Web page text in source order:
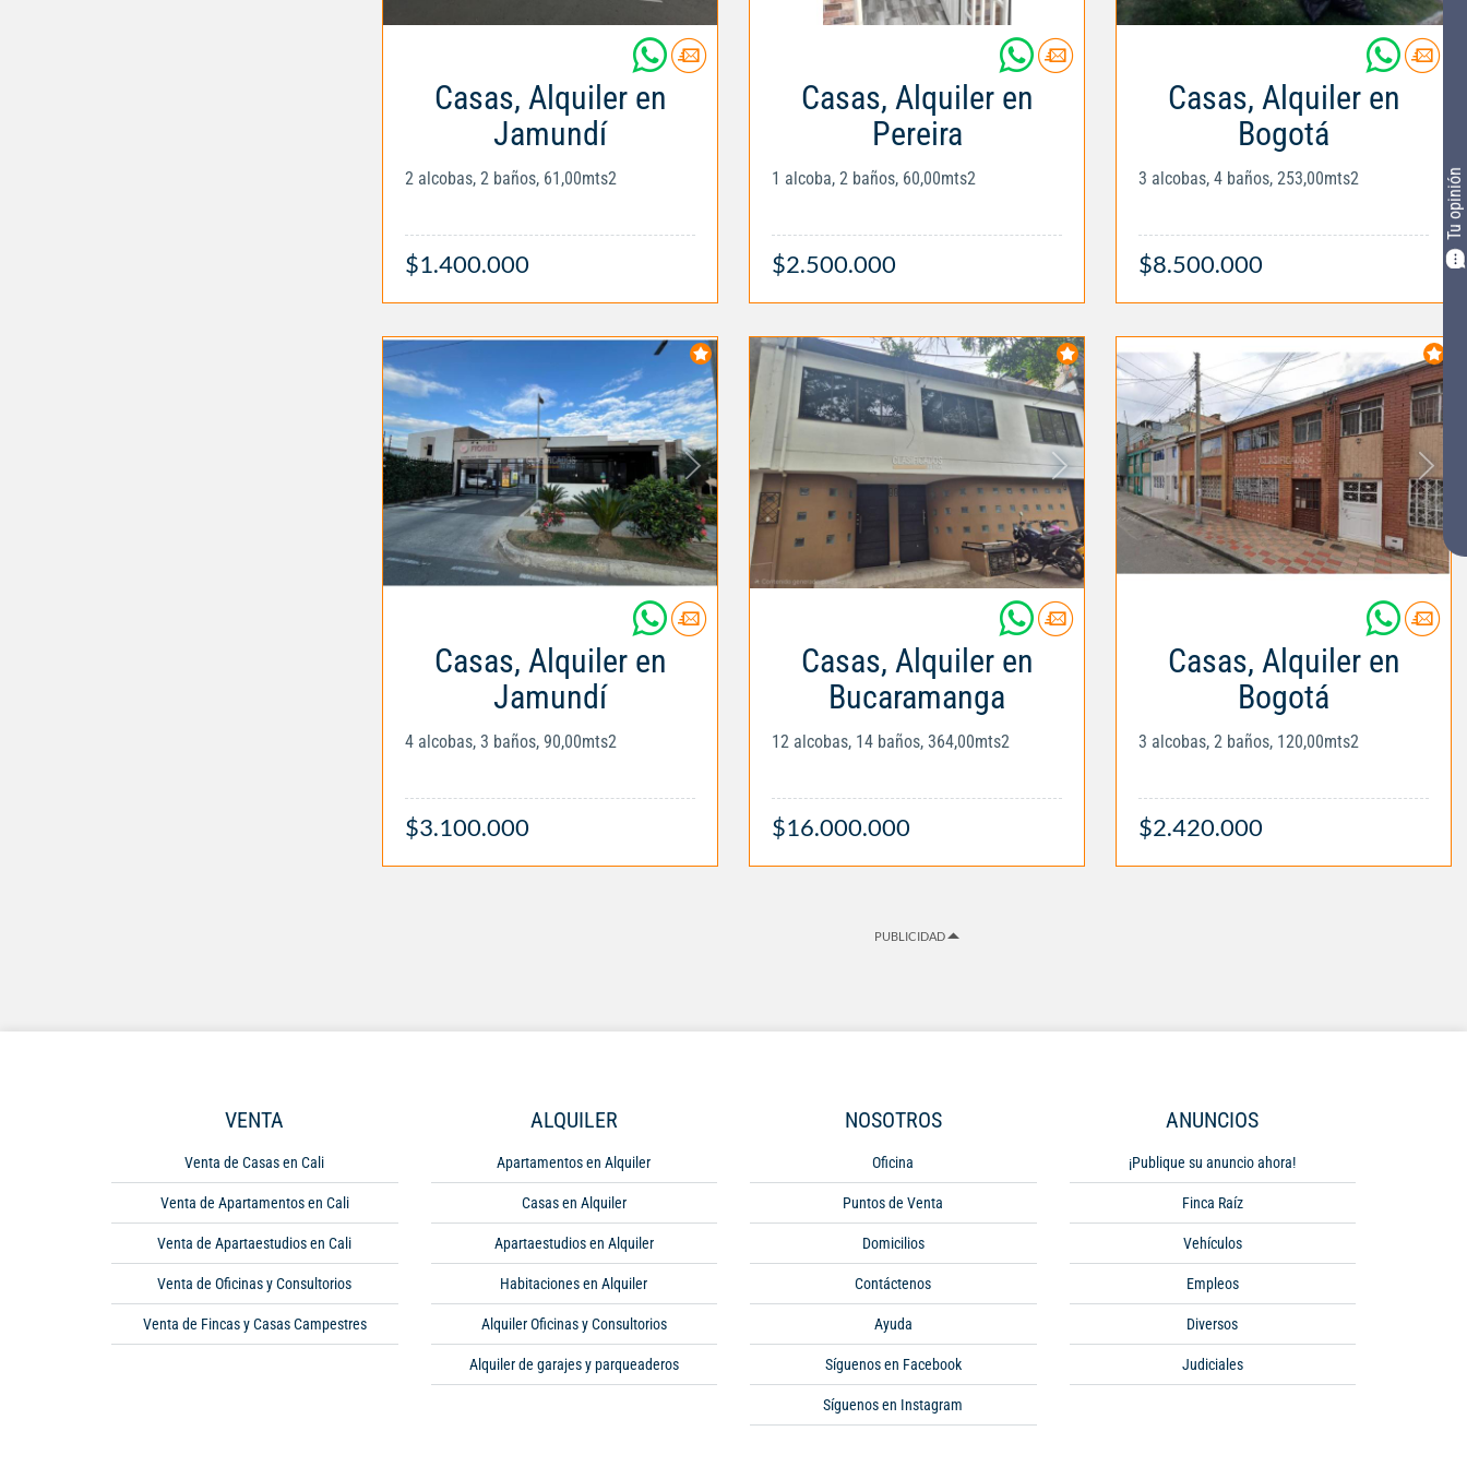
Tu opinión
Casas, Alquiler en
Jamundí
2 alcobas, 2 baños, 61,00mts2
$1.400.000
Casas, Alquiler en
Pereira
1 alcoba, 2 baños, 60,00mts2
$2.500.000
Casas, Alquiler en
Bogotá
3 alcobas, 4 baños, 253,00mts2
$8.500.000
Casas, Alquiler en
Jamundí
4 alcobas, 3 baños, 90,00mts2
$3.100.000
Casas, Alquiler en
Bucaramanga
12 alcobas, 14 baños, 364,00mts2
$16.000.000
Casas, Alquiler en
Bogotá
3 alcobas, 2 baños, 120,00mts2
$2.420.000
PUBLICIDAD
VENTA
Venta de Casas en Cali
Venta de Apartamentos en Cali
Venta de Apartaestudios en Cali
Venta de Oficinas y Consultorios
Venta de Fincas y Casas Campestres
ALQUILER
Apartamentos en Alquiler
Casas en Alquiler
Apartaestudios en Alquiler
Habitaciones en Alquiler
Alquiler Oficinas y Consultorios
Alquiler de garajes y parqueaderos
NOSOTROS
Oficina
Puntos de Venta
Domicilios
Contáctenos
Ayuda
Síguenos en Facebook
Síguenos en Instagram
ANUNCIOS
¡Publique su anuncio ahora!
Finca Raíz
Vehículos
Empleos
Diversos
Judiciales